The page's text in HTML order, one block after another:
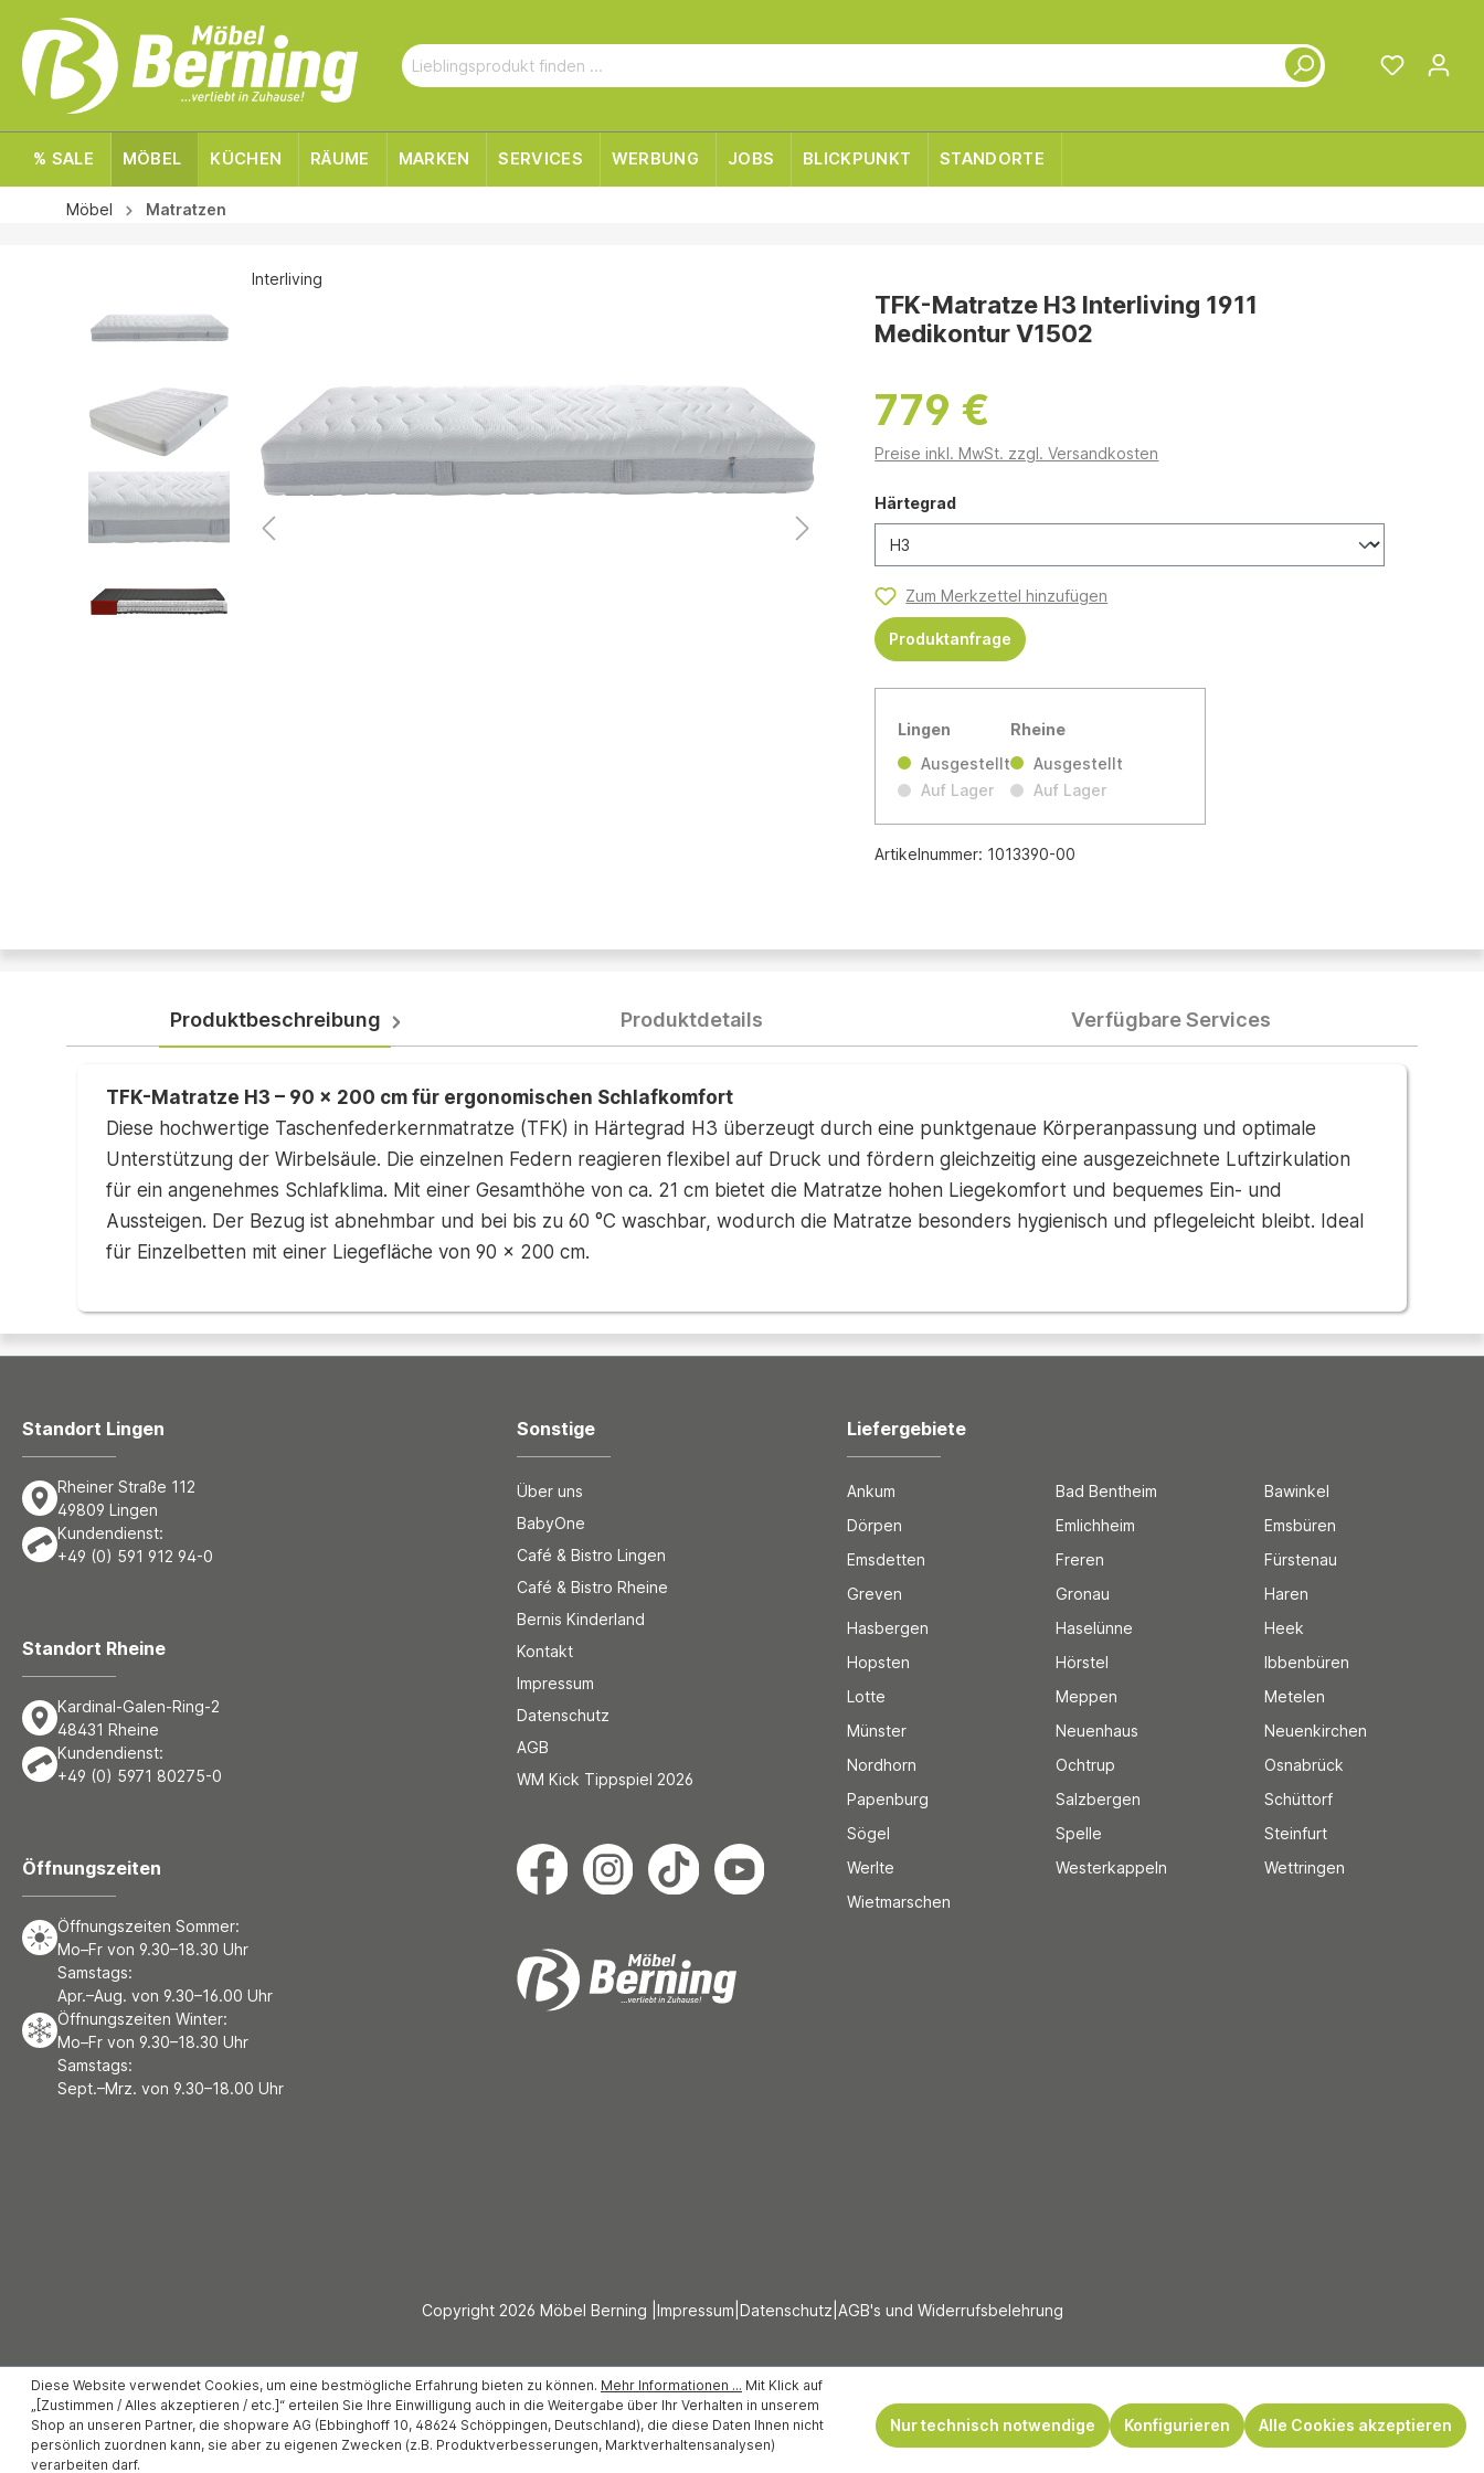
% SALE MÖBEL KÜCHEN RÄUME MARKEN SERVICES WERBUNG JOBS BLICKPUNKT STANDORTE
Möbel Matratzen
Interliving
TFK-Matratze H3 Interliving 1911
Medikontur V1502
779 €
Preise inkl. MwSt. zzgl. Versandkosten
Härtegrad
Zum Merkzettel hinzufügen
Produktanfrage
Lingen
Ausgestellt
Auf Lager
Rheine
Ausgestellt
Auf Lager
Artikelnummer: 1013390-00
Produktbeschreibung Produktdetails Verfügbare Services
TFK-Matratze H3 – 90 x 200 cm für ergonomischen Schlafkomfort
Diese hochwertige Taschenfederkernmatratze (TFK) in Härtegrad H3 überzeugt durch eine punktgenaue Körperanpassung und optimale
Unterstützung der Wirbelsäule. Die einzelnen Federn reagieren flexibel auf Druck und fördern gleichzeitig eine ausgezeichnete Luftzirkulation
für ein angenehmes Schlafklima. Mit einer Gesamthöhe von ca. 21 cm bietet die Matratze hohen Liegekomfort und bequemes Ein- und
Aussteigen. Der Bezug ist abnehmbar und bei bis zu 60 °C waschbar, wodurch die Matratze besonders hygienisch und pflegeleicht bleibt. Ideal
für Einzelbetten mit einer Liegefläche von 90 x 200 cm.
Standort Lingen
Rheiner Straße 112
49809 Lingen
Kundendienst:
+49 (0) 591 912 94-0
Standort Rheine
Kardinal-Galen-Ring-2
48431 Rheine
Kundendienst:
+49 (0) 5971 80275-0
Öffnungszeiten
Öffnungszeiten Sommer:
Mo–Fr von 9.30–18.30 Uhr
Samstags:
Apr.–Aug. von 9.30–16.00 Uhr
Öffnungszeiten Winter:
Mo–Fr von 9.30–18.30 Uhr
Samstags:
Sept.–Mrz. von 9.30–18.00 Uhr
Sonstige
Über uns
BabyOne
Café & Bistro Lingen
Café & Bistro Rheine
Bernis Kinderland
Kontakt
Impressum
Datenschutz
AGB
WM Kick Tippspiel 2026
Liefergebiete
Ankum Bad Bentheim
Bawinkel
Dörpen
Emlichheim
Emsbüren
Emsdetten
Freren
Fürstenau
Greven
Gronau
Haren
Hasbergen
Haselünne
Heek
Hopsten
Hörstel
Ibbenbüren
Lotte
Meppen
Metelen
Münster
Neuenhaus
Neuenkirchen
Nordhorn
Ochtrup
Osnabrück
Papenburg
Salzbergen
Schüttorf
Sögel
Spelle
Steinfurt
Werlte
Westerkappeln
Wettringen
Wietmarschen
Copyright 2026 Möbel Berning | Impressum Datenschutz AGB's und Widerrufsbelehrung
Diese Website verwendet Cookies, um eine bestmögliche Erfahrung bieten zu können. Mehr Informationen ... Mit Klick auf
„[Zustimmen / Alles akzeptieren / etc.]“ erteilen Sie Ihre Einwilligung auch in die Weitergabe über Ihr Verhalten in unserem
Shop an unseren Partner, die shopware AG (Ebbinghoff 10, 48624 Schöppingen, Deutschland), die diese Daten Ihnen nicht
persönlich zuordnen kann, sie aber zu eigenen Zwecken (z.B. Produktverbesserungen, Marktverhaltensanalysen)
verarbeiten darf.
Nur technisch notwendige Konfigurieren Alle Cookies akzeptieren